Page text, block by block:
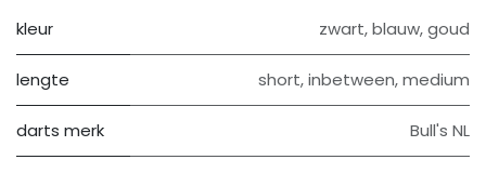
kleur zwart,blauw,goud
lengte short,inbetween,medium
darts merk Bull's NL